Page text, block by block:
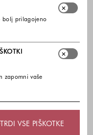
bolj prilagojeno
zapomni vaše
VSE PIŠKOTKE